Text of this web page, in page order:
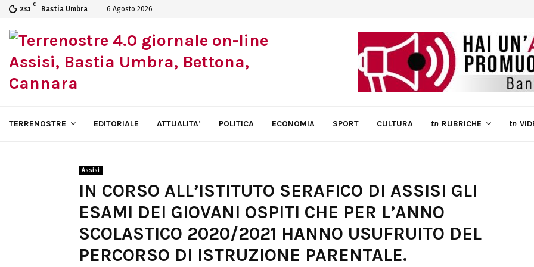
23.1
C
Bastia Umbra 6 Agosto 2026
TERRENOSTRE EDITORIALE ATTUALITA’ POLITICA ECONOMIA SPORT CULTURA tn RUBRICHE tn
Assisi
IN CORSO ALL’ISTITUTO SERAFICO DI ASSISI GLI
ESAMI DEI GIOVANI OSPITI CHE PER L’ANNO
SCOLASTICO 2020/2021 HANNO USUFRUITO DEL
PERCORSO DI ISTRUZIONE PARENTALE.